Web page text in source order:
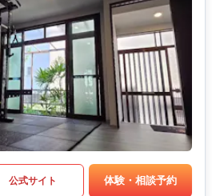
公式サイト 体験・相談予約